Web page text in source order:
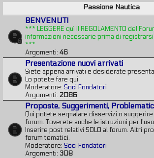
Passione Nautica
BENVENUTI
*** LEGGERE quì il REGOLAMENTO del
informazioni necessarie prima di
***
Argomenti: 46
Presentazione nuovi arrivati
Siete appena arrivati e desiderate
Lo potete fare qui
Moderatore: Soci Fondatori
Argomenti: 2086
Proposte, Suggerimenti,
Qui potete segnalare disservizi o
forum. Toverete anche le istruzioni per
Inserire post relativi SOLO al forum. Altri
forum tematici.
Moderatore: Soci Fondatori
Argomenti: 308